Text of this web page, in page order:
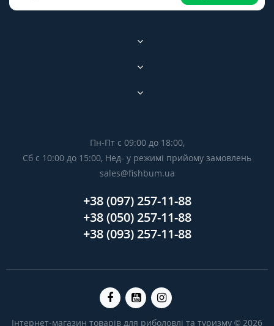
Пн-Пт с 09:00 до 18:00,
Сб с 10:00 до 15:00, Нед- у режимі прийому замовлень
sales@fishbum.ua
+38 (097) 257-11-88
+38 (050) 257-11-88
+38 (093) 257-11-88
Інтернет-магазин товарів для риболовлі та туризму © 2026